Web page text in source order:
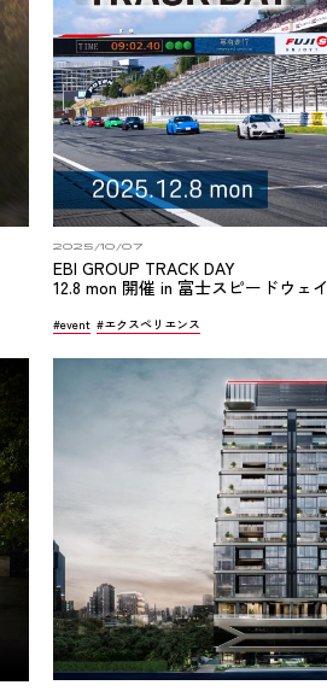
2025/10/07
EBI GROUP TRACK DAY
12.8 mon 開催 in 富士スピードウェイ
#event #エクスペリエンス